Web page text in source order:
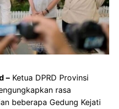
– Ketua DPRD Provinsi
rasa
beberapa Gedung Kejati